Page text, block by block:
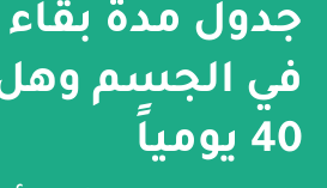
جدول مدة
في الجسم
40 يومياً